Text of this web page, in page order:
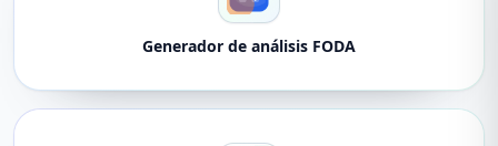
Generador de análisis FODA